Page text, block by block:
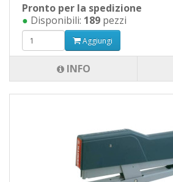
Pronto per la spedizione
● Disponibili: 189 pezzi
Aggiungi
INFO